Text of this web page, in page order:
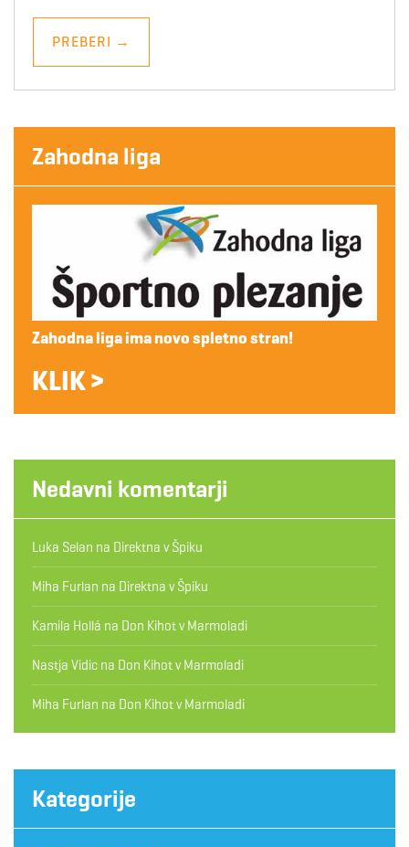
PREBERI →
Zahodna liga
Zahodna liga ima novo spletno stran!
KLIK >
Nedavni komentarji
Luka Selan na Direktna v Špiku
Miha Furlan na Direktna v Špiku
Kamila Hollá na Don Kihot v Marmoladi
Nastja Vidic na Don Kihot v Marmoladi
Miha Furlan na Don Kihot v Marmoladi
Kategorije